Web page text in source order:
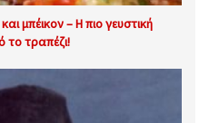
μπέικον – Η πιο γευστική
το τραπέζι!